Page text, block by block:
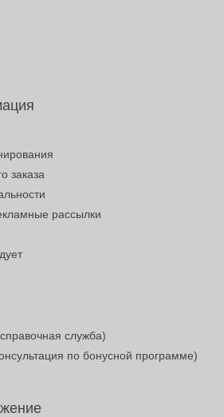
заказа
рассылки
служба)
по бонусной программе)